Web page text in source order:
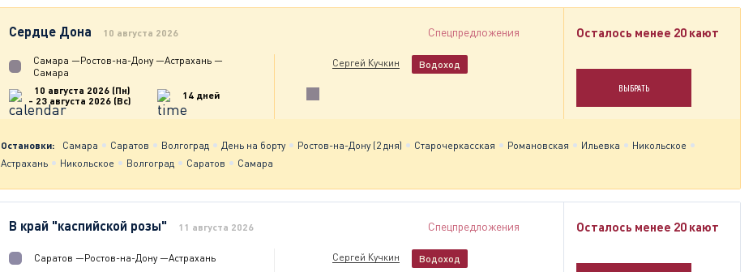
Сердце Дона 10 августа 2026 Спецпредложения
Самара —Ростов-на-Дону —Астрахань —
Самара
10 августа 2026 (Пн)
- 23 августа 2026 (Вс)
14 дней
Сергей Кучкин Водоход
Осталось менее 20 кают
ВЫБРАТЬ
Остановки: Самара Саратов Волгоград День на борту Ростов-на-Дону (2 дня) Старочеркасская Романовская Ильевка
Никольское
Астрахань
Никольское Волгоград Саратов Самара
В край "каспийской розы" 11 августа 2026 Спецпредложения
Саратов —Ростов-на-Дону —Астрахань Сергей Кучкин Водоход
Осталось менее 20 кают